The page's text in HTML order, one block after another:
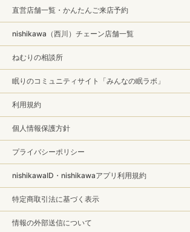
直営店舗一覧・かんたんご来店予約
nishikawa（西川）チェーン店舗一覧
ねむりの相談所
眠りのコミュニティサイト「みんなの眠ラボ」
利用規約
個人情報保護方針
プライバシーポリシー
nishikawaID・nishikawaアプリ利用規約
特定商取引法に基づく表示
情報の外部送信について